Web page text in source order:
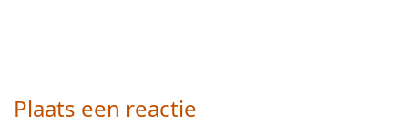
Plaats een reactie